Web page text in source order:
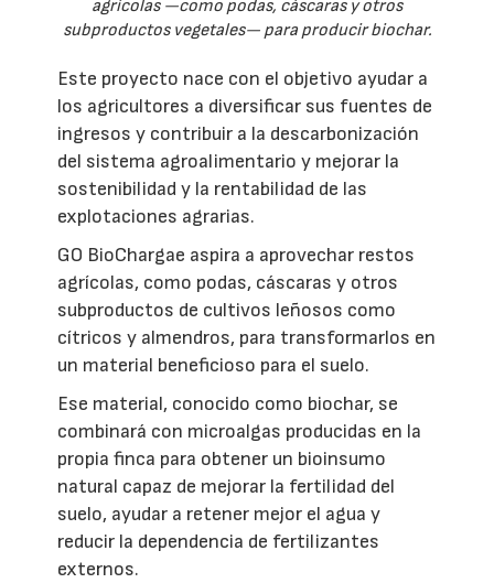
agrícolas —como podas, cáscaras y otros
subproductos vegetales— para producir biochar.
Este proyecto nace con el objetivo ayudar a
los agricultores a diversificar sus fuentes de
ingresos y contribuir a la descarbonización
del sistema agroalimentario y mejorar la
sostenibilidad y la rentabilidad de las
explotaciones agrarias.
GO BioChargae aspira a aprovechar restos
agrícolas, como podas, cáscaras y otros
subproductos de cultivos leñosos como
cítricos y almendros, para transformarlos en
un material beneficioso para el suelo.
Ese material, conocido como biochar, se
combinará con microalgas producidas en la
propia finca para obtener un bioinsumo
natural capaz de mejorar la fertilidad del
suelo, ayudar a retener mejor el agua y
reducir la dependencia de fertilizantes
externos.